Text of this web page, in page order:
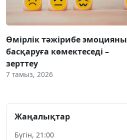
Өмірлік тәжірибе эмоцияны
басқаруға көмектеседі –
зерттеу
7 тамыз, 2026
Жаңалықтар
Бүгін, 21:00